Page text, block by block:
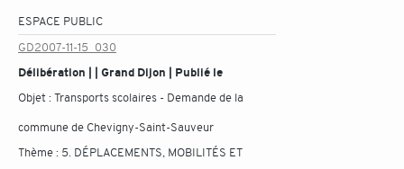
ESPACE PUBLIC
GD2007-11-15_030
Délibération | | Grand Dijon | Publié le
Objet :Transports scolaires - Demande de la
commune de Chevigny-Saint-Sauveur
Thème : 5. DÉPLACEMENTS, MOBILITÉS ET